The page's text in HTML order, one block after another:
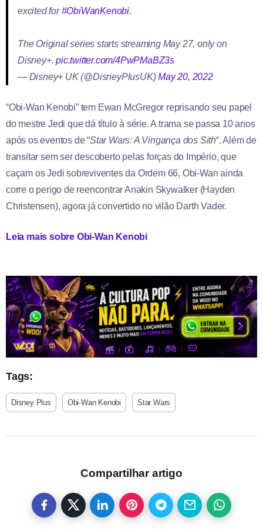
excited for#ObiWanKenobi.
The Original series starts streaming May 27, only on
Disney+.pic.twitter.com/4PwPMaBZ3s
— Disney+ UK (@DisneyPlusUK)May 20, 2022
“Obi-Wan Kenobi” tem Ewan McGregor reprisando seu papel
do mestre Jedi que dá título à série. A trama se passa 10 anos
após os eventos de “Star Wars: A Vingança dos Sith“. Além de
transitar sem ser descoberto pelas forças do Império, que
caçam os Jedi sobreviventes da Ordem 66, Obi-Wan ainda
corre o perigo de reencontrar Anakin Skywalker (Hayden
Christensen), agora já convertido no vilão Darth Vader.
Leia mais sobre Obi-Wan Kenobi
Tags:
Disney Plus Obi-Wan Kenobi Star Wars
Compartilhar artigo